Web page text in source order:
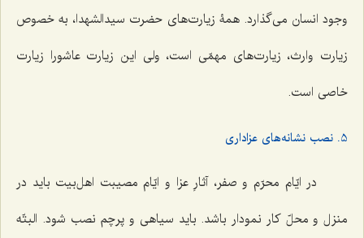
وجود انسان می‌گذارد. همۀ زیارت‌های حضرت سیدالشهدا، به خصوص
زیارت وارث، زیارت‌های مهمّی است، ولی این زیارت عاشورا زیارت
خاصی است.
5. نصب نشانه‌های عزاداری
در ایّام محرّم و صفر، آثارِ عزا و ایّام مصیبت اهل‌بیت باید در
منزل و محلّ کار نمودار باشد. باید سیاهی و پرچم نصب شود. البتّه